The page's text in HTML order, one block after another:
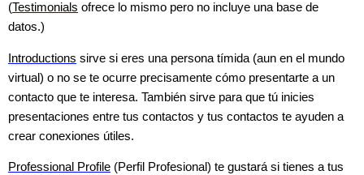
(Testimonials ofrece lo mismo pero no incluye una base de
datos.)
Introductions sirve si eres una persona tímida (aun en el mundo
virtual) o no se te ocurre precisamente cómo presentarte a un
contacto que te interesa. También sirve para que tú inicies
presentaciones entre tus contactos y tus contactos te ayuden a
crear conexiones útiles.
Professional Profile (Perfil Profesional) te gustará si tienes a tus